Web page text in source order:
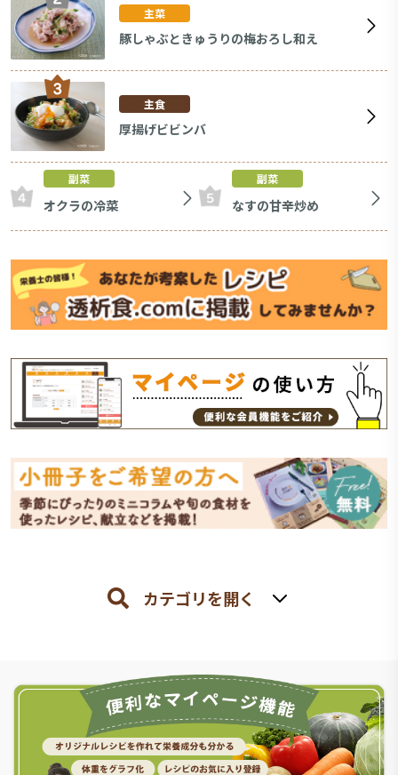
主菜
豚しゃぶときゅうりの梅おろし和え
主食
厚揚げビビンバ
副菜
オクラの冷菜
副菜
なすの甘辛炒め
カテゴリを開く